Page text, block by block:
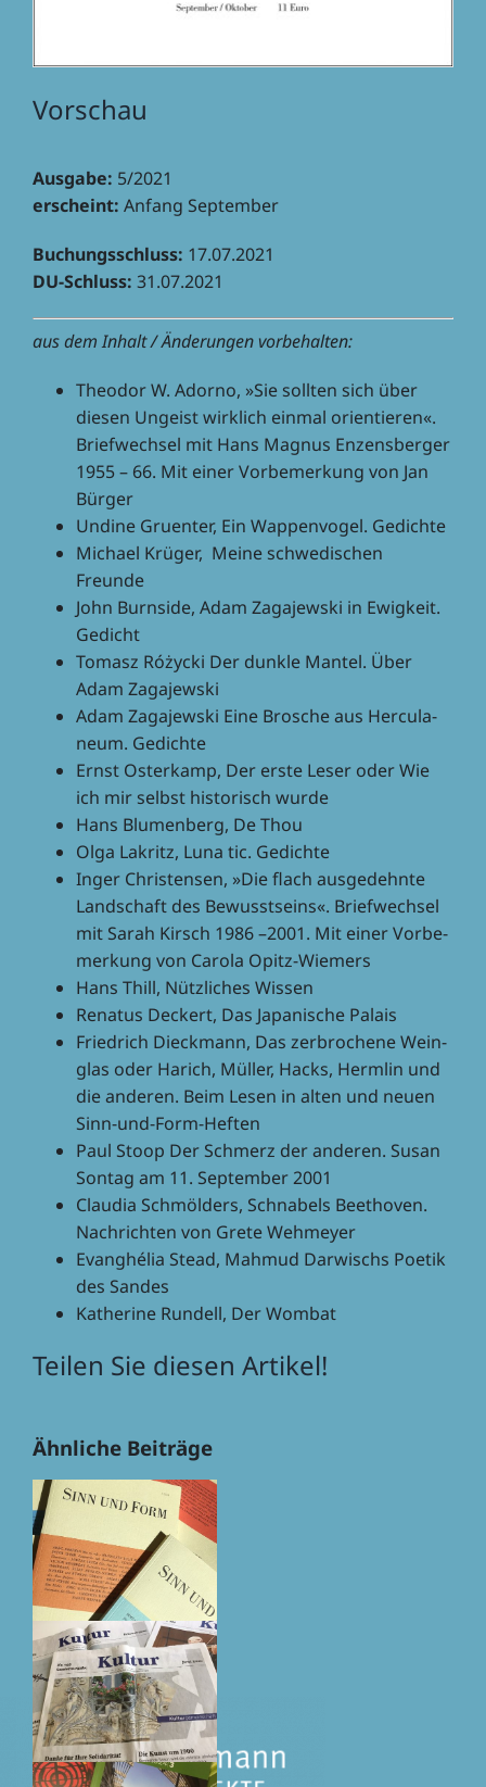
Vorschau
Ausgabe: 5/2021
erscheint: Anfang September
Buchungs­schluss: 17.07.2021
DU-Schluss: 31.07.2021
aus dem Inhalt / Ände­run­gen vorbehalten:
Theo­dor W. Adorno, »Sie soll­ten sich über
diesen Ungeist wirk­lich einmal orien­tie­ren«.
Brief­wech­sel mit Hans Magnus Enzens­ber­ger
1955 – 66. Mit einer Vorbe­mer­kung von Jan
Bürger
Undine Gruen­ter, Ein Wappen­vo­gel. Gedichte
Michael Krüger, Meine schwe­di­schen
Freunde
John Burn­side, Adam Zaga­jew­ski in Ewig­keit.
Gedicht
Tomasz Róży­cki Der dunkle Mantel. Über
Adam Zagajewski
Adam Zaga­jew­ski Eine Brosche aus Hercu­la­
neum. Gedichte
Ernst Oster­kamp, Der erste Leser oder Wie
ich mir selbst histo­risch wurde
Hans Blumen­berg, De Thou
Olga Lakritz, Luna tic. Gedichte
Inger Chris­ten­sen, »Die flach ausge­dehnte
Land­schaft des Bewusst­seins«. Brief­wech­sel
mit Sarah Kirsch 1986 –2001. Mit einer Vorbe­
mer­kung von Carola Opitz-Wiemers
Hans Thill, Nütz­li­ches Wissen
Rena­tus Deckert, Das Japa­ni­sche Palais
Fried­rich Dieck­mann, Das zerbro­chene Wein­
glas oder Harich, Müller, Hacks, Herm­lin und
die ande­ren. Beim Lesen in alten und neuen
Sinn-und-Form-Heften
Paul Stoop Der Schmerz der ande­ren. Susan
Sontag am 11. Septem­ber 2001
Clau­dia Schm­öl­ders, Schna­bels Beet­ho­ven.
Nach­rich­ten von Grete Wehmeyer
Evang­hé­lia Stead, Mahmud Darwischs Poetik
des Sandes
Kathe­rine Rundell, Der Wombat
Teilen Sie diesen Artikel!
Mail
Ähnliche Beiträge